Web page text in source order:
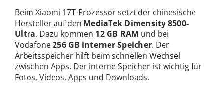
Beim Xiaomi 17T-Prozessor setzt der chinesische
Hersteller auf den MediaTek Dimensity 8500-
Ultra. Dazu kommen 12 GB RAM und bei
Vodafone256 GB interner Speicher. Der
Arbeitsspeicher hilft beim schnellen Wechsel
zwischen Apps. Der interne Speicher ist wichtig für
Fotos, Videos, Apps und Downloads.